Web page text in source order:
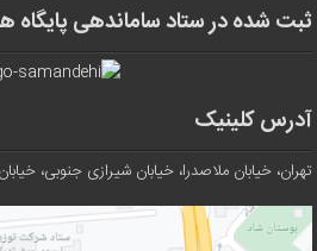
ثبت شده در ستاد ساماندهی پایگاه
آدرس کلینیک
تهران، خیابان ملاصدرا، خیابان شیرازی جنوبی، خیابان